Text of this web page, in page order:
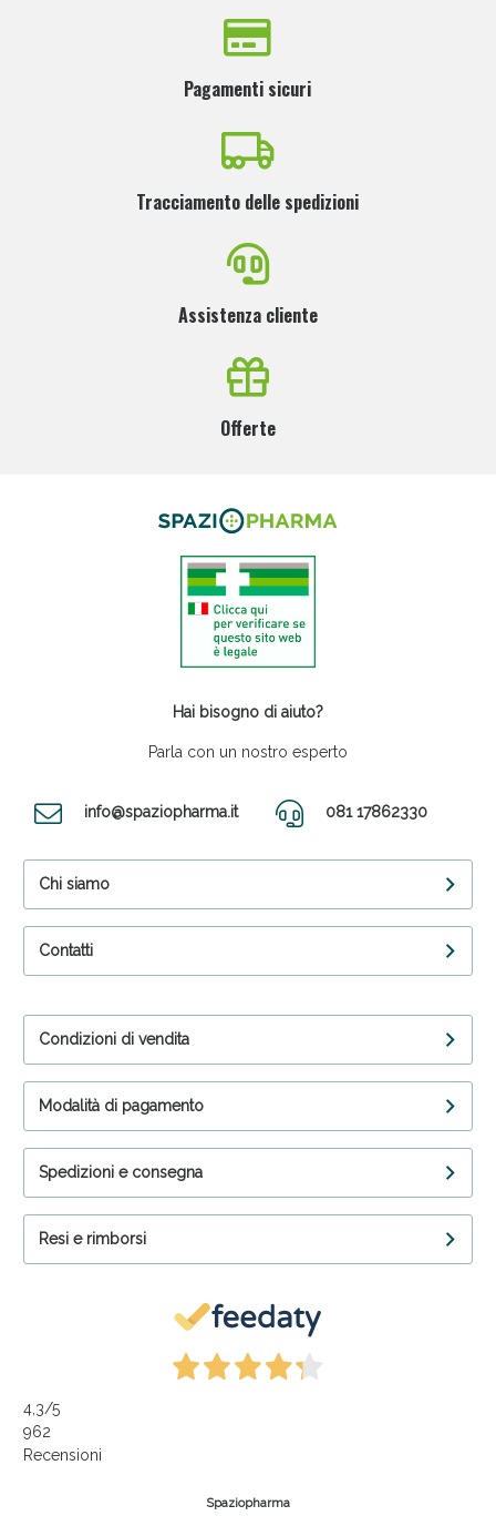
Pagamenti sicuri
Tracciamento delle spedizioni
Assistenza cliente
Offerte
Hai bisogno di aiuto?
Parla con un nostro esperto
info@spaziopharma.it 081 17862330
Chi siamo
Contatti
Condizioni di vendita
Modalità di pagamento
Spedizioni e consegna
Resi e rimborsi
4,3/5
962
Recensioni
Spaziopharma